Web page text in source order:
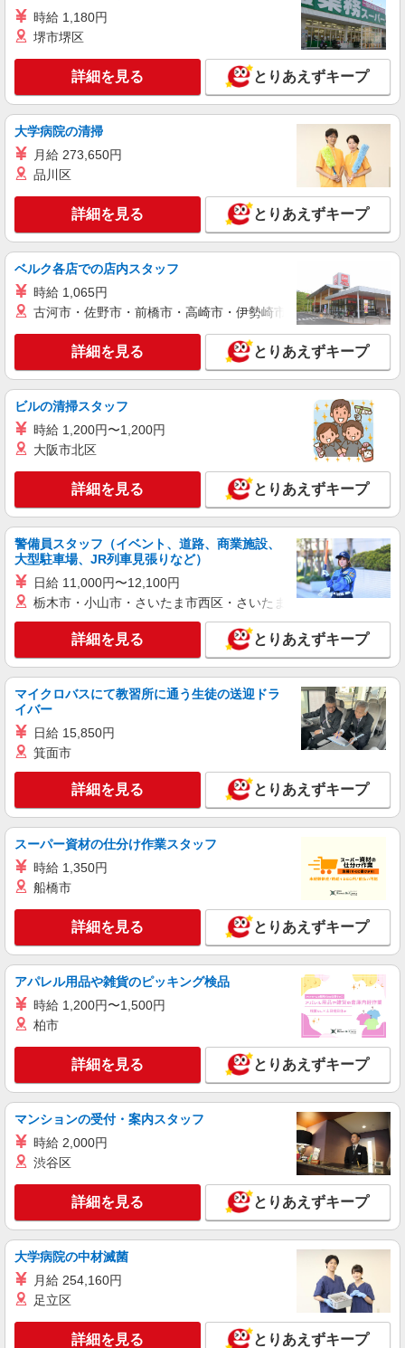
時給 1,180円
堺市堺区
詳細を見る とりあえずキープ
大学病院の清掃
月給 273,650円
品川区
詳細を見る とりあえずキープ
ベルク各店での店内スタッフ
時給 1,065円
古河市・佐野市・前橋市・高崎市・伊勢崎市・太田市・館林市
詳細を見る とりあえずキープ
ビルの清掃スタッフ
時給 1,200円〜1,200円
大阪市北区
詳細を見る とりあえずキープ
警備員スタッフ（イベント、道路、商業施設、
大型駐車場、JR列車見張りなど）
日給 11,000円〜12,100円
栃木市・小山市・さいたま市西区・さいたま市岩槻区・久喜市・
詳細を見る とりあえずキープ
マイクロバスにて教習所に通う生徒の送迎ドラ
イバー
日給 15,850円
箕面市
詳細を見る とりあえずキープ
スーパー資材の仕分け作業スタッフ
時給 1,350円
船橋市
詳細を見る とりあえずキープ
アパレル用品や雑貨のピッキング検品
時給 1,200円〜1,500円
柏市
詳細を見る とりあえずキープ
マンションの受付・案内スタッフ
時給 2,000円
渋谷区
詳細を見る とりあえずキープ
大学病院の中材滅菌
月給 254,160円
足立区
詳細を見る とりあえずキープ